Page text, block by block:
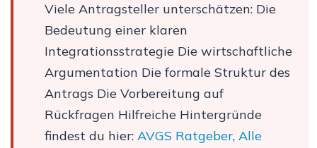
Viele Antragsteller unterschätzen: Die
Bedeutung einer klaren
Integrationsstrategie Die wirtschaftliche
Argumentation Die formale Struktur des
Antrags Die Vorbereitung auf
Rückfragen Hilfreiche Hintergründe
findest du hier: AVGS Ratgeber, Alle